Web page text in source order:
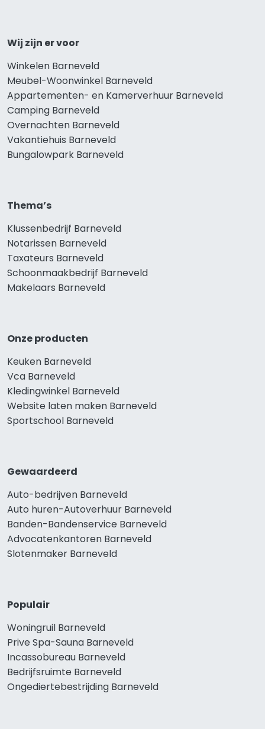
Wij zijn er voor
Winkelen Barneveld
Meubel-Woonwinkel Barneveld
Appartementen- en Kamerverhuur Barneveld
Camping Barneveld
Overnachten Barneveld
Vakantiehuis Barneveld
Bungalowpark Barneveld
Thema’s
Klussenbedrijf Barneveld
Notarissen Barneveld
Taxateurs Barneveld
Schoonmaakbedrijf Barneveld
Makelaars Barneveld
Onze producten
Keuken Barneveld
Vca Barneveld
Kledingwinkel Barneveld
Website laten maken Barneveld
Sportschool Barneveld
Gewaardeerd
Auto-bedrijven Barneveld
Auto huren-Autoverhuur Barneveld
Banden-Bandenservice Barneveld
Advocatenkantoren Barneveld
Slotenmaker Barneveld
Populair
Woningruil Barneveld
Prive Spa-Sauna Barneveld
Incassobureau Barneveld
Bedrijfsruimte Barneveld
Ongediertebestrijding Barneveld